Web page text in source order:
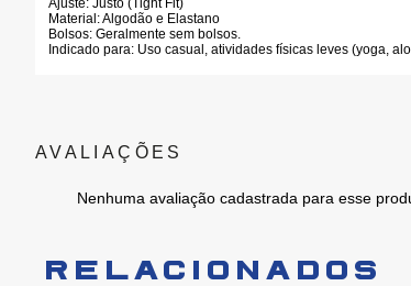
Ajuste: Justo (Tight Fit)
Material:Algodão e Elastano
Bolsos: Geralmente sem bolsos.
Indicado para: Uso casual, atividades físicas leves (yoga,
Nenhuma avaliação cadastrada para esse
RELACIONADOS